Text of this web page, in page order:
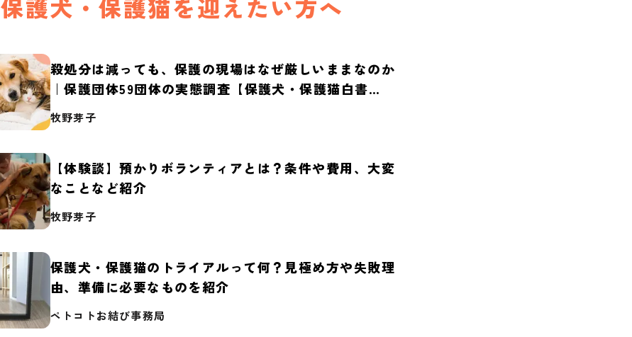
保護犬・保護猫を迎えたい方へ
殺処分は減っても、保護の現場はなぜ厳しいままなのか
｜保護団体59団体の実態調査【保護犬・保護猫白書
2026】
牧野芽子
【体験談】預かりボランティアとは？条件や費用、大変
なことなど紹介
牧野芽子
保護犬・保護猫のトライアルって何？見極め方や失敗理
由、準備に必要なものを紹介
ペトコトお結び事務局